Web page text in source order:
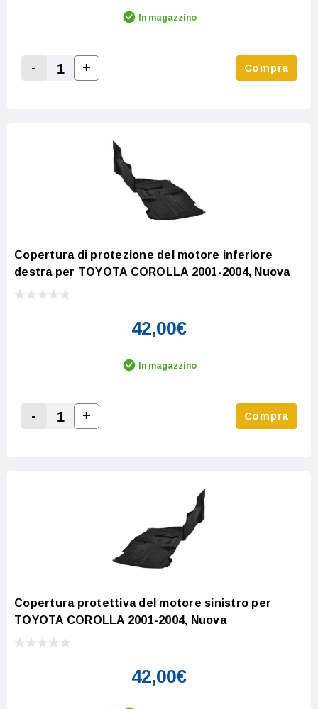
In magazzino
Decrease Quantity:
-
Increase Quantity:
+ Compra
Copertura di protezione del motore inferiore
destra per TOYOTA COROLLA 2001-2004, Nuova
42,00€
In magazzino
Decrease Quantity:
-
Increase Quantity:
+ Compra
Copertura protettiva del motore sinistro per
TOYOTA COROLLA 2001-2004, Nuova
42,00€